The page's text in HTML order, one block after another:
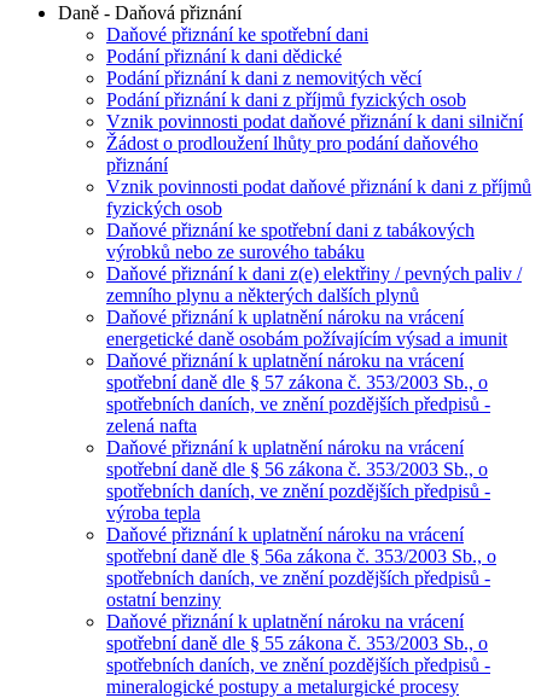
Daně - Daňová přiznání
Daňové přiznání ke spotřební dani
Podání přiznání k dani dědické
Podání přiznání k dani z nemovitých věcí
Podání přiznání k dani z příjmů fyzických osob
Vznik povinnosti podat daňové přiznání k dani silniční
Žádost o prodloužení lhůty pro podání daňového
přiznání
Vznik povinnosti podat daňové přiznání k dani z příjmů
fyzických osob
Daňové přiznání ke spotřební dani z tabákových
výrobků nebo ze surového tabáku
Daňové přiznání k dani z(e) elektřiny / pevných paliv /
zemního plynu a některých dalších plynů
Daňové přiznání k uplatnění nároku na vrácení
energetické daně osobám požívajícím výsad a imunit
Daňové přiznání k uplatnění nároku na vrácení
spotřební daně dle § 57 zákona č. 353/2003 Sb., o
spotřebních daních, ve znění pozdějších předpisů -
zelená nafta
Daňové přiznání k uplatnění nároku na vrácení
spotřební daně dle § 56 zákona č. 353/2003 Sb., o
spotřebních daních, ve znění pozdějších předpisů -
výroba tepla
Daňové přiznání k uplatnění nároku na vrácení
spotřební daně dle § 56a zákona č. 353/2003 Sb., o
spotřebních daních, ve znění pozdějších předpisů -
ostatní benziny
Daňové přiznání k uplatnění nároku na vrácení
spotřební daně dle § 55 zákona č. 353/2003 Sb., o
spotřebních daních, ve znění pozdějších předpisů -
mineralogické postupy a metalurgické procesy